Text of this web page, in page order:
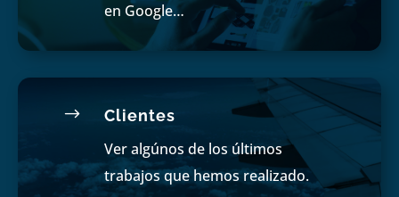
en Google…
$ Clientes
Ver algúnos de los últimos
trabajos que hemos realizado.